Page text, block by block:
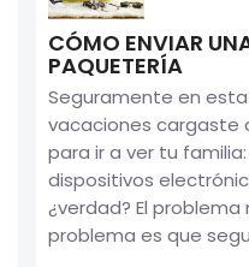
CÓMO ENVIAR
PAQUETERÍA
Seguramente en
vacaciones cargaste
para ir a ver tu
dispositivos
¿verdad? El problema
problema es que